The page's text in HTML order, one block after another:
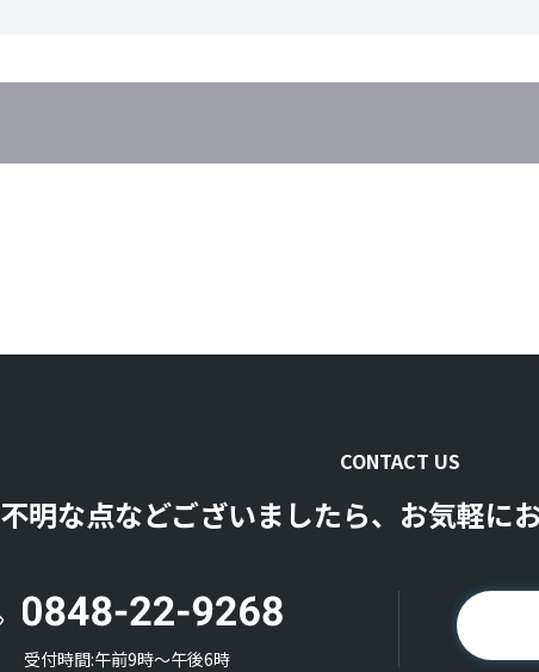
CONTACT US
不明な点などございましたら、お気軽に
受付時間:午前9時〜午後6時